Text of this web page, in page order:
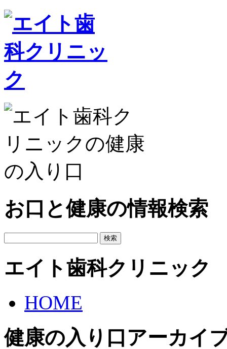
お口と健康の情報検索
エイト歯科クリニック
HOME
健康の入り口アーカイ